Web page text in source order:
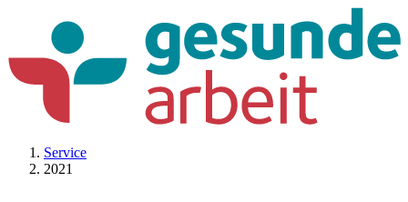
Service
2021